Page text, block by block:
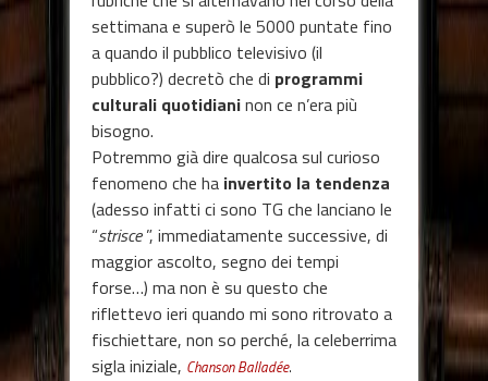
settimana e superò le 5000 puntate fino
a quando il pubblico televisivo (il
pubblico?) decretò che di programmi
culturali quotidianinon ce n’era più
bisogno.
Potremmo già dire qualcosa sul curioso
fenomeno che ha invertito la tendenza
(adesso infatti ci sono TG che lanciano le
“strisce”, immediatamente successive, di
maggior ascolto, segno dei tempi
forse…) ma non è su questo che
riflettevo ieri quando mi sono ritrovato a
fischiettare, non so perché, la celeberrima
sigla iniziale, Chanson Balladée.